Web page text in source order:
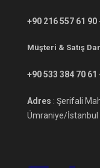
+90 216 557 61 90
Müşteri & Satış
+90 533 384 70 61
Adres : Şerifali
Ümraniye/İstanbul